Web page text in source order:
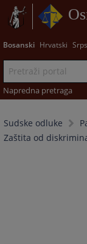
Bosanski Hrvatski
Napredna pretraga
Sudske odluke
Zaštita od